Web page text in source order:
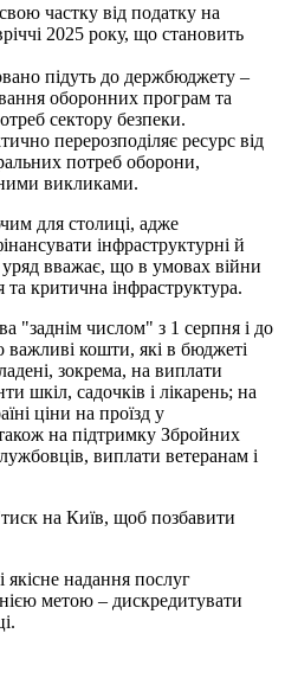
частку від податку на
2025 року, що становить
підуть до держбюджету –
оборонних програм та
сектору безпеки.
перерозподіляє ресурс від
потреб оборони,
викликами.
для столиці, адже
інфраструктурні й
вважає, що в умовах війни
та критична інфраструктура.
"заднім числом" з 1 серпня і до
важливі кошти, які в бюджеті
зокрема, на виплати
шкіл, садочків і лікарень; на
ціни на проїзд у
на підтримку Збройних
виплати ветеранам і
на Київ, щоб позбавити
надання послуг
метою – дискредитувати